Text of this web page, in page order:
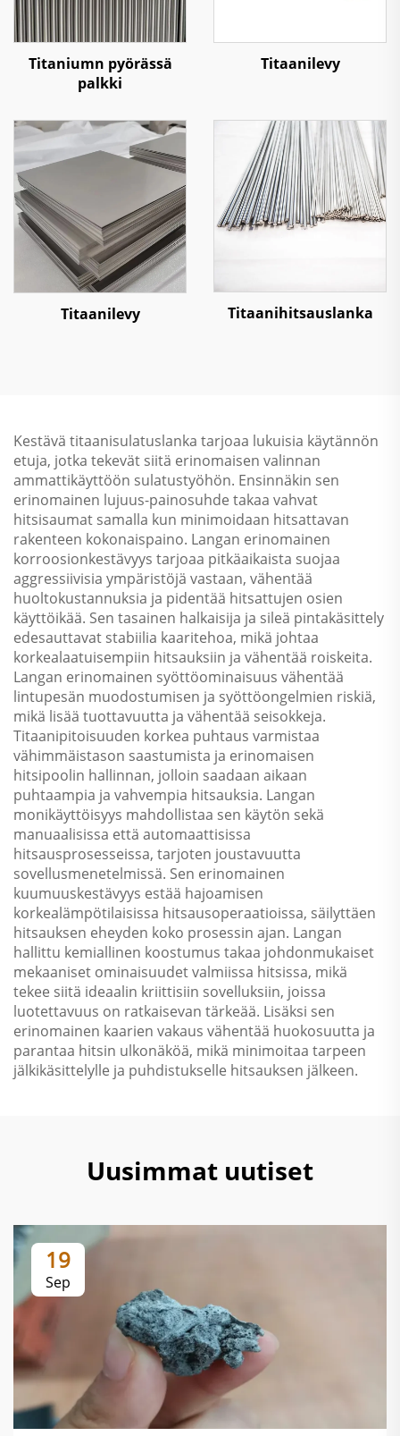
Titaniumn pyörässä
palkki
Titaanilevy
Titaanilevy Titaanihitsauslanka
Kestävä titaanisulatuslanka tarjoaa lukuisia käytännön
etuja, jotka tekevät siitä erinomaisen valinnan
ammattikäyttöön sulatustyöhön. Ensinnäkin sen
erinomainen lujuus-painosuhde takaa vahvat
hitsisaumat samalla kun minimoidaan hitsattavan
rakenteen kokonaispaino. Langan erinomainen
korroosionkestävyys tarjoaa pitkäaikaista suojaa
aggressiivisia ympäristöjä vastaan, vähentää
huoltokustannuksia ja pidentää hitsattujen osien
käyttöikää. Sen tasainen halkaisija ja sileä pintakäsittely
edesauttavat stabiilia kaaritehoa, mikä johtaa
korkealaatuisempiin hitsauksiin ja vähentää roiskeita.
Langan erinomainen syöttöominaisuus vähentää
lintupesän muodostumisen ja syöttöongelmien riskiä,
mikä lisää tuottavuutta ja vähentää seisokkeja.
Titaanipitoisuuden korkea puhtaus varmistaa
vähimmäistason saastumista ja erinomaisen
hitsipoolin hallinnan, jolloin saadaan aikaan
puhtaampia ja vahvempia hitsauksia. Langan
monikäyttöisyys mahdollistaa sen käytön sekä
manuaalisissa että automaattisissa
hitsausprosesseissa, tarjoten joustavuutta
sovellusmenetelmissä. Sen erinomainen
kuumuuskestävyys estää hajoamisen
korkealämpötilaisissa hitsausoperaatioissa, säilyttäen
hitsauksen eheyden koko prosessin ajan. Langan
hallittu kemiallinen koostumus takaa johdonmukaiset
mekaaniset ominaisuudet valmiissa hitsissa, mikä
tekee siitä ideaalin kriittisiin sovelluksiin, joissa
luotettavuus on ratkaisevan tärkeää. Lisäksi sen
erinomainen kaarien vakaus vähentää huokosuutta ja
parantaa hitsin ulkonäköä, mikä minimoitaa tarpeen
jälkikäsittelylle ja puhdistukselle hitsauksen jälkeen.
Uusimmat uutiset
19
Sep